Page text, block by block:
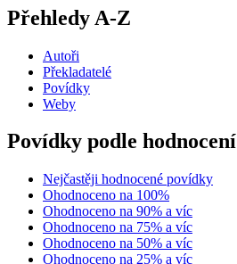
Přehledy A-Z
Autoři
Překladatelé
Povídky
Weby
Povídky podle hodnocení
Nejčastěji hodnocené povídky
Ohodnoceno na 100%
Ohodnoceno na 90% a víc
Ohodnoceno na 75% a víc
Ohodnoceno na 50% a víc
Ohodnoceno na 25% a víc